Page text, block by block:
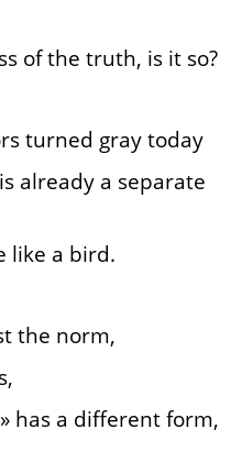
of the truth, is it so?
turned gray today
already a separate
like a bird.
the norm,
has a different form,